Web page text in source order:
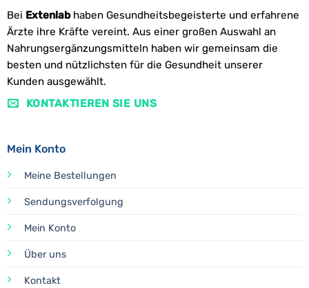
Bei Extenlabhaben Gesundheitsbegeisterte und erfahrene
Ärzte ihre Kräfte vereint. Aus einer großen Auswahl an
Nahrungsergänzungsmitteln haben wir gemeinsam die
besten und nützlichsten für die Gesundheit unserer
Kunden ausgewählt.
KONTAKTIEREN SIE UNS
Mein Konto
Meine Bestellungen
Sendungsverfolgung
Mein Konto
Über uns
Kontakt